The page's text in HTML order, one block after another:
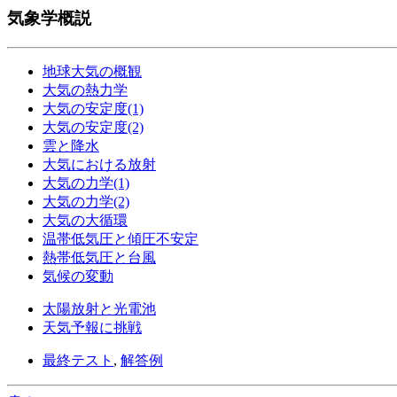
気象学概説
地球大気の概観
大気の熱力学
大気の安定度(1)
大気の安定度(2)
雲と降水
大気における放射
大気の力学(1)
大気の力学(2)
大気の大循環
温帯低気圧と傾圧不安定
熱帯低気圧と台風
気候の変動
太陽放射と光電池
天気予報に挑戦
最終テスト , 解答例